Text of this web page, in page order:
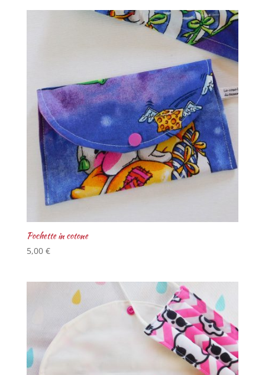
Pochette in cotone
5,00 €